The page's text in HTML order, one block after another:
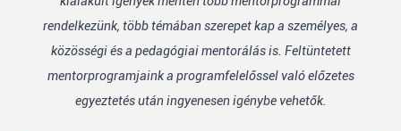
rendelkezünk, több témában szerepet kap a személyes, a
közösségi és a pedagógiai mentorálás is. Feltüntetett
mentorprogramjaink a programfelelőssel való előzetes
egyeztetés után ingyenesen igénybe vehetők.